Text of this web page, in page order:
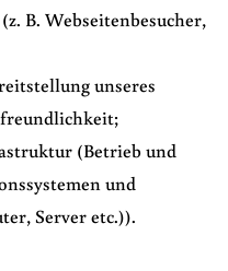
B. Webseitenbesucher,
unseres
(Betrieb und
und
Server etc.)).